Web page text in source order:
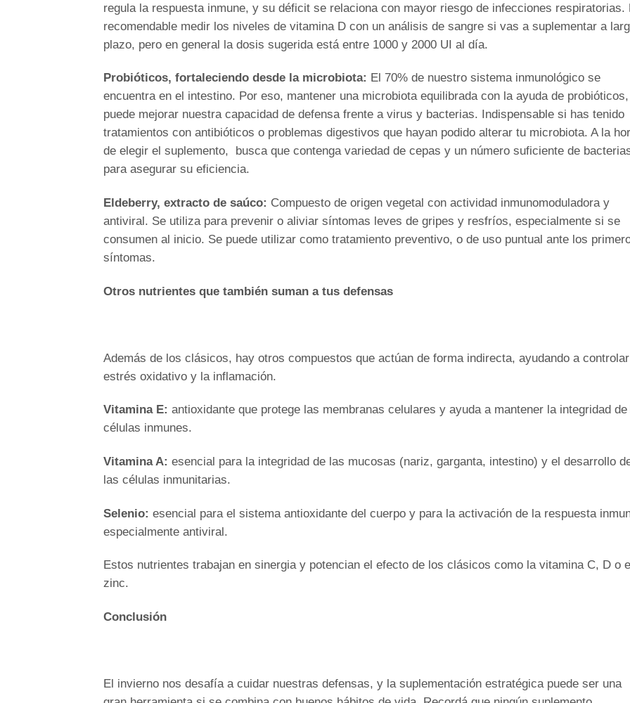
regula la respuesta inmune, y su déficit se relaciona con mayor riesgo de infecciones respiratorias.
recomendable medir los niveles de vitamina D con un análisis de sangre si vas a suplementar a
plazo, pero en general la dosis sugerida está entre 1000 y 2000 UI al día.
Probióticos, fortaleciendo desde la microbiota: El 70% de nuestro sistema inmunológico se
encuentra en el intestino. Por eso, mantener una microbiota equilibrada con la ayuda de probióticos,
puede mejorar nuestra capacidad de defensa frente a virus y bacterias. Indispensable si has tenido
tratamientos con antibióticos o problemas digestivos que hayan podido alterar tu microbiota. A la
de elegir el suplemento, busca que contenga variedad de cepas y un número suficiente de
para asegurar su eficiencia.
Eldeberry, extracto de saúco: Compuesto de origen vegetal con actividad inmunomoduladora y
antiviral. Se utiliza para prevenir o aliviar síntomas leves de gripes y resfríos, especialmente si se
consumen al inicio. Se puede utilizar como tratamiento preventivo, o de uso puntual ante los
síntomas.
Otros nutrientes que también suman a tus defensas
Además de los clásicos, hay otros compuestos que actúan de forma indirecta, ayudando a
estrés oxidativo y la inflamación.
Vitamina E: antioxidante que protege las membranas celulares y ayuda a mantener la integridad de
células inmunes.
Vitamina A: esencial para la integridad de las mucosas (nariz, garganta, intestino) y el desarrollo
las células inmunitarias.
Selenio: esencial para el sistema antioxidante del cuerpo y para la activación de la respuesta
especialmente antiviral.
Estos nutrientes trabajan en sinergia y potencian el efecto de los clásicos como la vitamina C, D o el
zinc.
Conclusión
El invierno nos desafía a cuidar nuestras defensas, y la suplementación estratégica puede ser una